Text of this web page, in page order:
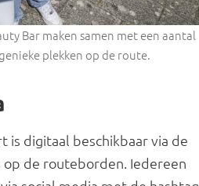
Bar maken samen met een aantal
plekken op de route.
is digitaal beschikbaar via de
op de routeborden. Iedereen